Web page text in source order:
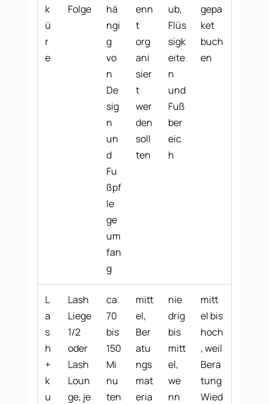
k
ü
r
e
Folge
hä
ngi
g
vo
n
De
sig
n
un
d
Fu
ßpf
le
ge
um
fan
g
enn
t
org
ani
sier
t
wer
den
soll
ten
ub,
Flüs
sigk
eite
n
und
Fuß
ber
eic
h
gepa
ket
buch
en
L
a
s
h
+
k
u
Lash
Liege
1/2
oder
Lash
Loun
ge, je
ca.
70
bis
150
Mi
nu
ten
mitt
el,
Ber
atu
ngs
mat
eria
nie
drig
bis
mitt
el,
we
nn
mitt
el bis
hoch
, weil
Bera
tung
Wied